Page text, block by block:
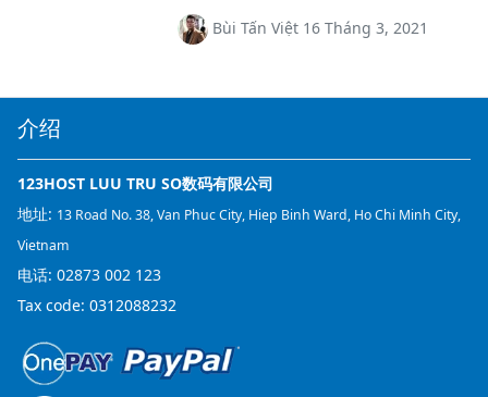
Bùi Tấn Việt 16 Tháng 3, 2021
介绍
123HOST LUU TRU SO数码有限公司
地址: 13 Road No. 38, Van Phuc City, Hiep Binh Ward, Ho Chi Minh City,
Vietnam
电话: 02873 002 123
Tax code: 0312088232